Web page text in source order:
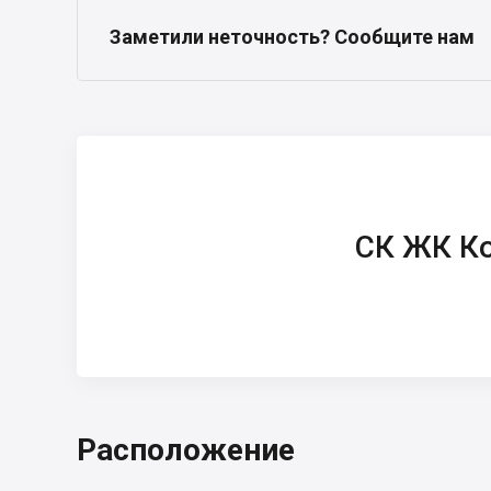
Заметили неточность? Сообщите нам
СК ЖК
Расположение